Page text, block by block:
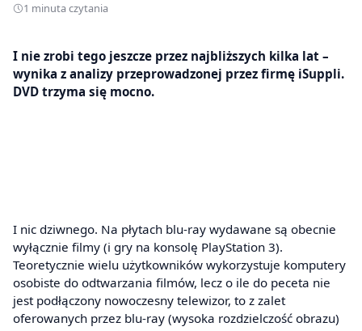
1 minuta czytania
I nie zrobi tego jeszcze przez najbliższych kilka lat –
wynika z analizy przeprowadzonej przez firmę iSuppli.
DVD trzyma się mocno.
I nic dziwnego. Na płytach blu-ray wydawane są obecnie
wyłącznie filmy (i gry na konsolę PlayStation 3).
Teoretycznie wielu użytkowników wykorzystuje komputery
osobiste do odtwarzania filmów, lecz o ile do peceta nie
jest podłączony nowoczesny telewizor, to z zalet
oferowanych przez blu-ray (wysoka rozdzielczość obrazu)